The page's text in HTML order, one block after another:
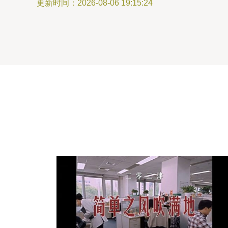
更新时间：2026-08-06 19:15:24